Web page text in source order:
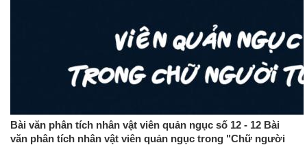
Bài văn phân tích nhân vật viên quản ngục số 12 - 12 Bài
văn phân tích nhân vật viên quản ngục trong "Chữ người